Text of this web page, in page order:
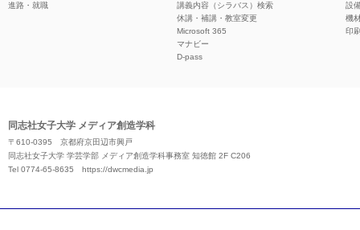
進路・就職
講義内容（シラバス）検索
休講・補講・教室変更
Microsoft 365
マナビー
D-pass
設
機
印
同志社女子大学 メディア創造学科
〒610-0395 京都府京田辺市興戸
同志社女子大学 学芸学部 メディア創造学科事務室 知徳館 2F C206
Tel 0774-65-8635 https://dwcmedia.jp